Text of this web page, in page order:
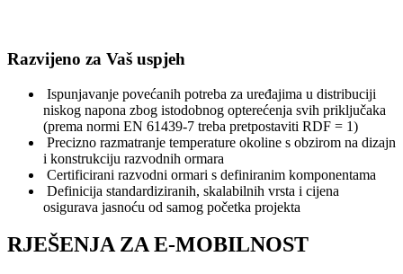
Razvijeno za Vaš uspjeh
Ispunjavanje povećanih potreba za uređajima u distribuciji
niskog napona zbog istodobnog opterećenja svih priključaka
(prema normi EN 61439-7 treba pretpostaviti RDF = 1)
Precizno razmatranje temperature okoline s obzirom na dizajn
i konstrukciju razvodnih ormara
Certificirani razvodni ormari s definiranim komponentama
Definicija standardiziranih, skalabilnih vrsta i cijena
osigurava jasnoću od samog početka projekta
RJEŠENJA ZA E-MOBILNOST